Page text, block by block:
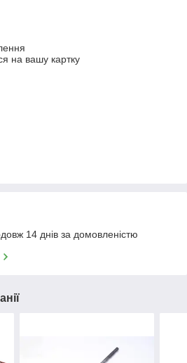
на вашу картку
14 днів за домовленістю